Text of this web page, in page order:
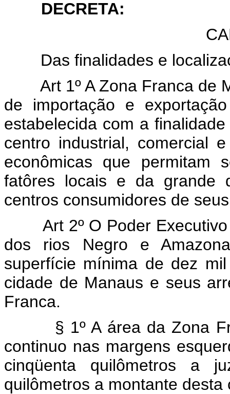
DECRETA:
Das finalidades e
Art 1º A Zona Franca de
de importação e
estabelecida com a
centro industrial, comercial
econômicas que permitam
fatôres locais e da grande
centros consumidores de
Art 2º O Poder
dos rios Negro e
superfície mínima de dez
cidade de Manaus e seus
Franca.
§ 1º A área da Zona
continuo nas margens
cinqüenta quilômetros a
quilômetros a montante desta